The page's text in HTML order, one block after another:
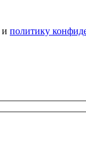
и политику